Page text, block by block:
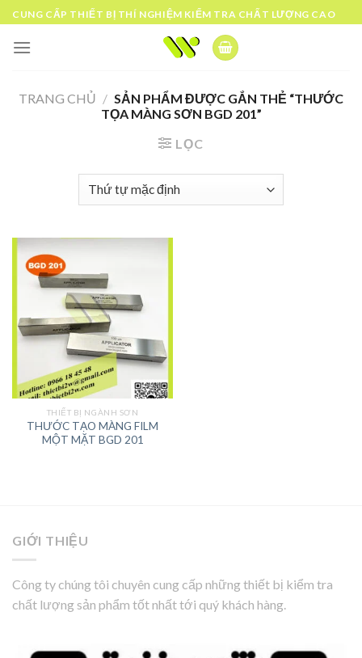
Skip
to
content
CUNG CẤP THIẾT BỊ THÍ NGHIỆM KIỂM TRA CHẤT LƯỢNG CAO
TRANG CHỦ / SẢN PHẨM ĐƯỢC GẮN THẺ “THƯỚC
TỌA MÀNG SƠN BGD 201”
LỌC
THIẾT BỊ NGÀNH SƠN
THƯỚC TẠO MÀNG FILM
MỘT MẶT BGD 201
GIỚI THIỆU
Công ty chúng tôi chuyên cung cấp những thiết bị kiểm tra
chất lượng sản phẩm tốt nhất tới quý khách hàng.